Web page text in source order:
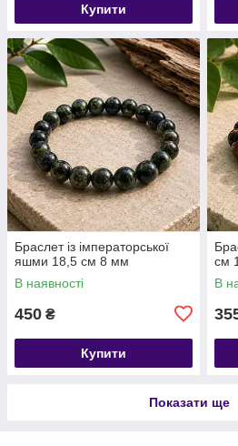
Купити
Браслет із імператорської
яшми 18,5 см 8 мм
В наявності
450 ₴
Купити
см
В
Показати ще